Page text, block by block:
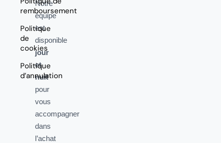
remboursement
Politique
de
cookies
Politique
d’annulation
Notre
équipe
est
disponible
jour
et
nuit
pour
vous
accompagner
dans
l’achat